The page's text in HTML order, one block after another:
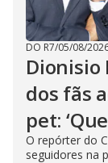
DO R7/05/08/
Dionisio
dos fãs
pet:
O repórter do
seguidores na